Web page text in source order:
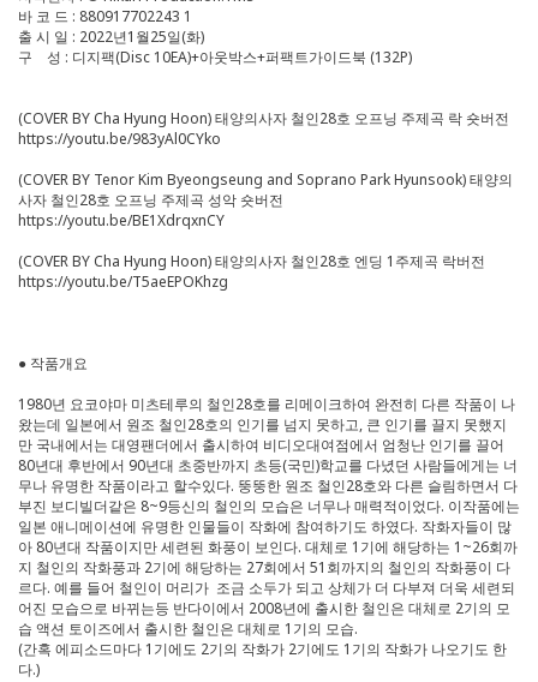
바 코 드 : 880917702243 1
출 시 일 : 2022년1월25일(화)
구 성 : 디지팩(Disc 10EA)+아웃박스+퍼팩트가이드북 (132P)
(COVER BY Cha Hyung Hoon) 태양의사자 철인28호 오프닝 주제곡 락 숏버전
https://youtu.be/983yAl0CYko
(COVER BY Tenor Kim Byeongseung and Soprano Park Hyunsook) 태양의
사자 철인28호 오프닝 주제곡 성악 숏버전
https://youtu.be/BE1XdrqxnCY
(COVER BY Cha Hyung Hoon) 태양의사자 철인28호 엔딩 1주제곡 락버전
https://youtu.be/T5aeEPOKhzg
● 작품개요
1980년 요코야마 미츠테루의 철인28호를 리메이크하여 완전히 다른 작품이 나
왔는데 일본에서 원조 철인28호의 인기를 넘지 못하고, 큰 인기를 끌지 못했지
만 국내에서는 대영팬더에서 출시하여 비디오대여점에서 엄청난 인기를 끌어
80년대 후반에서 90년대 초중반까지 초등(국민)학교를 다녔던 사람들에게는 너
무나 유명한 작품이라고 할수있다. 뚱뚱한 원조 철인28호와 다른 슬림하면서 다
부진 보디빌더같은 8~9등신의 철인의 모습은 너무나 매력적이었다. 이작품에는
일본 애니메이션에 유명한 인물들이 작화에 참여하기도 하였다. 작화자들이 많
아 80년대 작품이지만 세련된 화풍이 보인다. 대체로 1기에 해당하는 1~26회까
지 철인의 작화풍과 2기에 해당하는 27회에서 51회까지의 철인의 작화풍이 다
르다. 예를 들어 철인이 머리가 조금 소두가 되고 상체가 더 다부져 더욱 세련되
어진 모습으로 바뀌는등 반다이에서 2008년에 출시한 철인은 대체로 2기의 모
습 액션 토이즈에서 출시한 철인은 대체로 1기의 모습.
(간혹 에피소드마다 1기에도 2기의 작화가 2기에도 1기의 작화가 나오기도 한
다.)